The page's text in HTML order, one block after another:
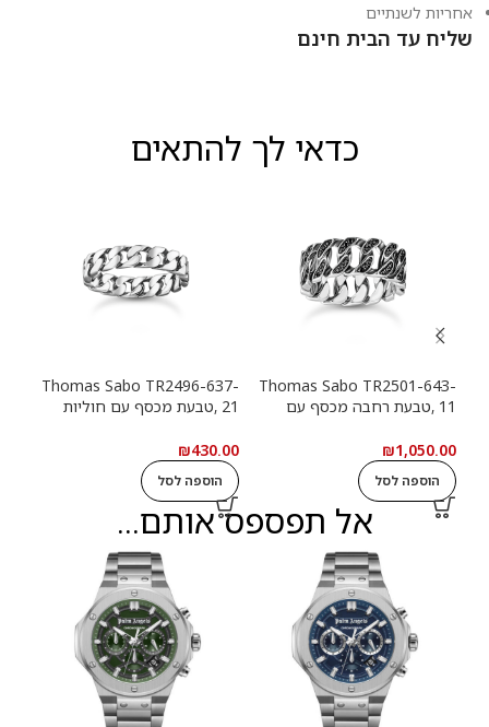
אחריות לשנתיים
שליח עד הבית חינם
כדאי לך להתאים
Thomas Sabo TR2501-643-
11 ,טבעת רחבה מכסף עם
₪1,050.00
הוספה לסל
Thomas Sabo TR2496-637-
21 ,טבעת מכסף עם חוליות
₪430.00
הוספה לסל
אל תפספס אותם...